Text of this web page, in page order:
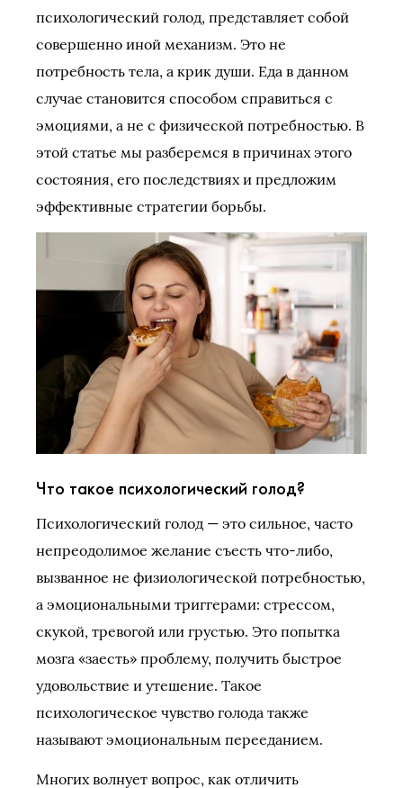
психологический голод, представляет собой
совершенно иной механизм. Это не
потребность тела, а крик души. Еда в данном
случае становится способом справиться с
эмоциями, а не с физической потребностью. В
этой статье мы разберемся в причинах этого
состояния, его последствиях и предложим
эффективные стратегии борьбы.
Что такое психологический голод?
Психологический голод — это сильное, часто
непреодолимое желание съесть что-либо,
вызванное не физиологической потребностью,
а эмоциональными триггерами: стрессом,
скукой, тревогой или грустью. Это попытка
мозга «заесть» проблему, получить быстрое
удовольствие и утешение. Такое
психологическое чувство голода также
называют эмоциональным перееданием.
Многих волнует вопрос, как отличить